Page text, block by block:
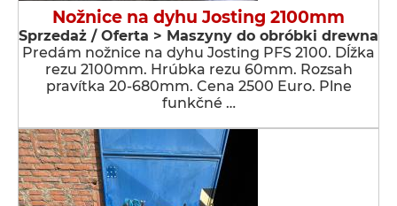
Nožnice na dyhu Josting 2100mm
Sprzedaż / Oferta > Maszyny do obróbki drewna
Predám nožnice na dyhu Josting PFS 2100. Dĺžka
rezu 2100mm. Hrúbka rezu 60mm. Rozsah
pravítka 20-680mm. Cena 2500 Euro. Plne
funkčné …